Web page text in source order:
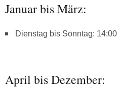
Januar bis März:
Dienstag bis Sonntag: 14:00
April bis Dezember: